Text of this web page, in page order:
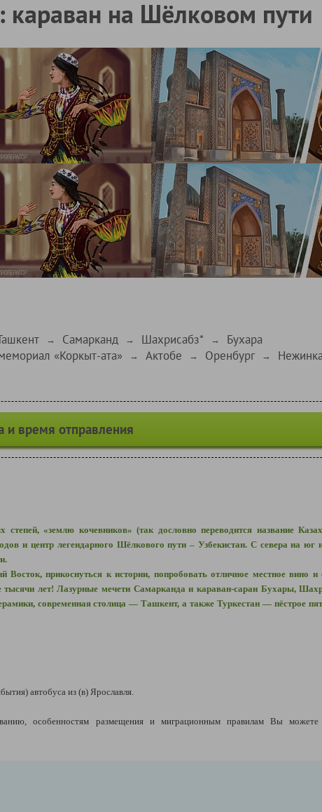
караван на Шёлковом пути
→ Самарканд → Шахрисабз* → Бухара
«Коркыт-ата» → Актобе → Оренбург →
и время отправления
«землю кочевников» (так дословно переводится название
и центр легендарного Шёлкового пути – Узбекистан. С севера на юг
прикоснуться к истории, попробовать отличное местное вино и
тысячи лет! Лазурные мечети Самарканда и караван-сараи Бухары,
современная столица — Ташкент, а также Туркестан — пёстрое
автобуса из (в) Ярославля.
особенностям размещения и миграционным правилам Вы